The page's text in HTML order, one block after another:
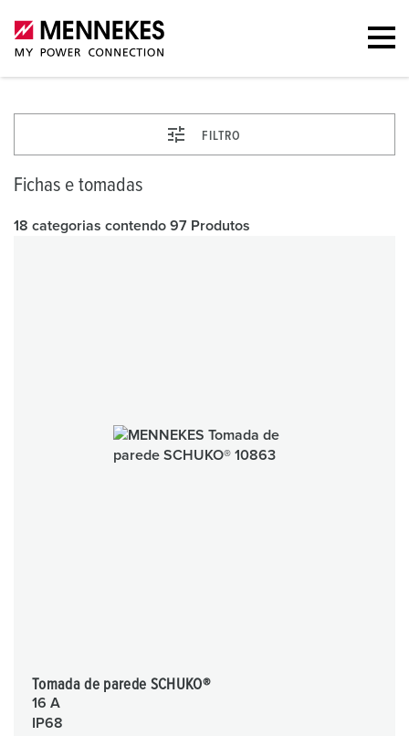
FILTRO
Fichas e tomadas
18 categorias contendo 97 Produtos
Tomada de parede SCHUKO®
16 A
IP68